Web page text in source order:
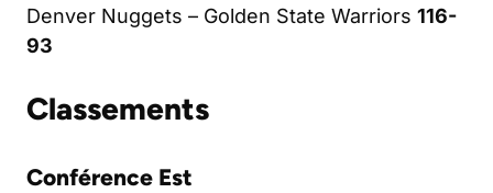
Denver Nuggets – Golden State Warriors 116-
93
Classements
Conférence Est